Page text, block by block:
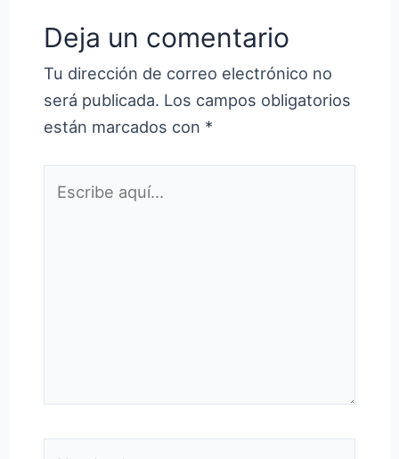
Deja un comentario
Tu dirección de correo electrónico no
será publicada. Los campos obligatorios
están marcados con *
aquí...